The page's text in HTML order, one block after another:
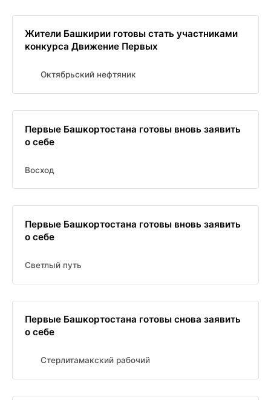
Жители Башкирии готовы стать участниками
конкурса Движение Первых
Октябрьский нефтяник
Первые Башкортостана готовы вновь заявить
о себе
Восход
Первые Башкортостана готовы вновь заявить
о себе
Светлый путь
Первые Башкортостана готовы снова заявить
о себе
Стерлитамакский рабочий